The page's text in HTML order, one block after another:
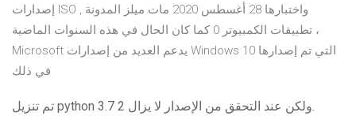
إصدارات ISO واختبارها 28 أغسطس 2020 مات ميلز المدونة ,
تطبيقات الكمبيوتر 0 كما كان الحال في هذه السنوات الماضية ،
Microsoft يدعم العديد من إصدارات Windows 10 التي تم إصدارها
في ذلك
تم تنزيل python 3.7 ولكن عند التحقق من الإصدار لا يزال 2.